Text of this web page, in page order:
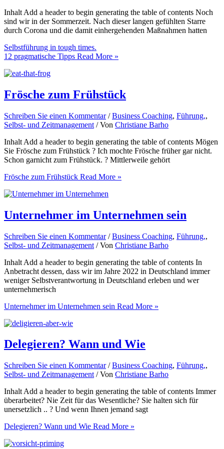
Inhalt Add a header to begin generating the table of contents Noch
sind wir in der Sommerzeit. Nach dieser langen gefühlten Starre
durch Corona und die damit einhergehenden Maßnahmen hatten
Selbstführung in tough times.
12 pragmatische Tipps Read More »
Frösche zum Frühstück
Schreiben Sie einen Kommentar /Business Coaching, Führung,,
Selbst- und Zeitmanagement / Von Christiane Barho
Inhalt Add a header to begin generating the table of contents Mögen
Sie Frösche zum Frühstück ? Ich mochte Frösche früher gar nicht.
Schon garnicht zum Frühstück. ? Mittlerweile gehört
Frösche zum Frühstück Read More »
Unternehmer im Unternehmen sein
Schreiben Sie einen Kommentar /Business Coaching, Führung,,
Selbst- und Zeitmanagement / Von Christiane Barho
Inhalt Add a header to begin generating the table of contents In
Anbetracht dessen, dass wir im Jahre 2022 in Deutschland immer
weniger Selbstverantwortung in Deutschland erleben und wer
unternehmerisch
Unternehmer im Unternehmen sein Read More »
Delegieren? Wann und Wie
Schreiben Sie einen Kommentar /Business Coaching, Führung,,
Selbst- und Zeitmanagement / Von Christiane Barho
Inhalt Add a header to begin generating the table of contents Immer
überarbeitet? Nie Zeit für das Wesentliche? Sie halten sich für
unersetzlich .. ? Und wenn Ihnen jemand sagt
Delegieren? Wann und Wie Read More »